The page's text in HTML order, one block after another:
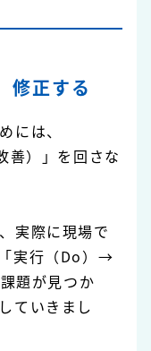
修正する
には、
善）」を回さな
実際に現場で
実行（Do）→
題が見つか
ていきまし